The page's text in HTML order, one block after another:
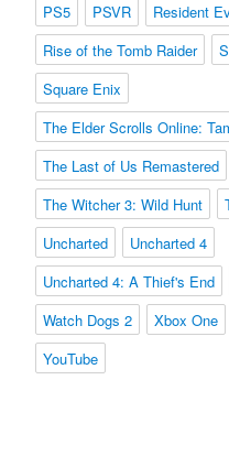
PS5
PSVR
Resident
Rise of the Tomb Raider
Square Enix
The Elder Scrolls Online:
The Last of Us Remastered
The Witcher 3: Wild Hunt
Uncharted
Uncharted 4
Uncharted 4: A Thief's End
Watch Dogs 2
Xbox One
YouTube